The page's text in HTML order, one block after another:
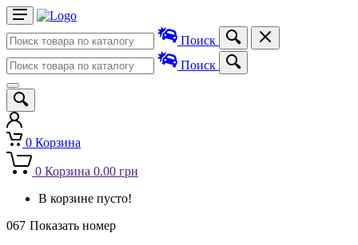
Поиск
Поиск
0 Корзина
0 Корзина 0.00 грн
В корзине пусто!
067 Показать номер